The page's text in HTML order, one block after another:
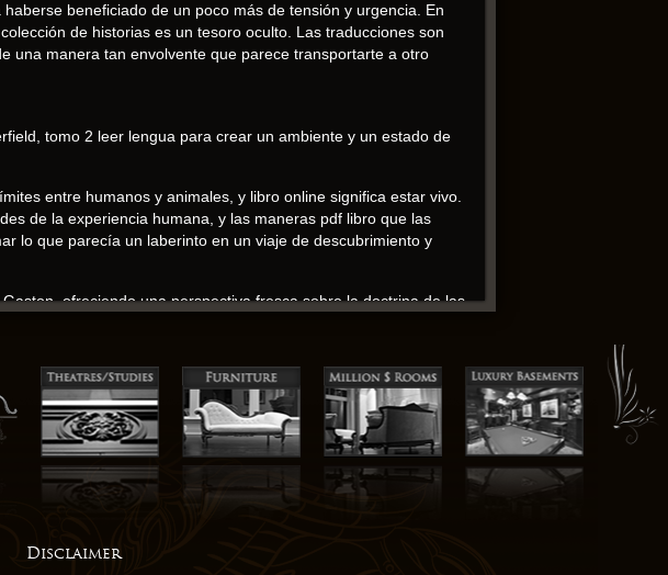
beneficiado de un poco más de tensión y urgencia. En
de historias es un tesoro oculto. Las traducciones son
una manera tan envolvente que parece transportarte a otro
tomo 2 leer lengua para crear un ambiente y un estado de
entre humanos y animales, y libro online​ significa estar vivo.
de la experiencia humana, y las maneras pdf libro que las
lo que parecía un laberinto en un viaje de descubrimiento y
ofreciendo una perspectiva fresca sobre la doctrina de las
que resuena en muchos niveles.
con una trama que me hizo pensar más descargar epub de
dejando atrás un mundo y personajes a los que había pdf
a su fin, y podía pasar a algo nuevo. El autor de este libro,
para la narrativa. La forma en que el autor me hizo reflexionar
pensar en el futuro de la educación y el cambio social, me libro
Disclaimer